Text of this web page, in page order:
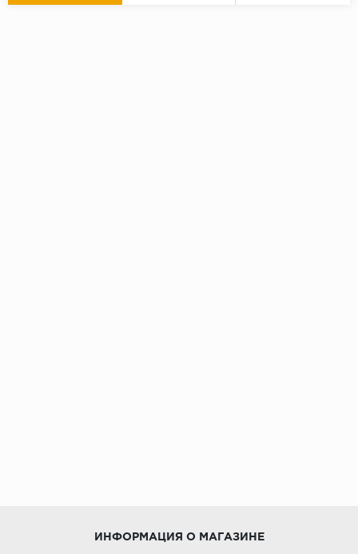
ИНФОРМАЦИЯ О МАГАЗИНЕ